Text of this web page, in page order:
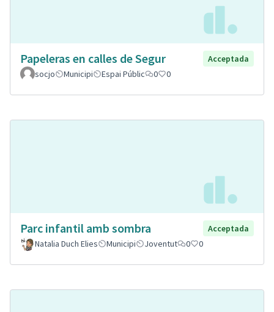
Papeleras en calles de Segur
Acceptada
socjo
Municipi Espai Públic 0 0
Parc infantil amb sombra
Acceptada
Natalia Duch Elies
Municipi Joventut 0 0